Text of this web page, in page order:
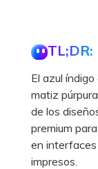
TL;DR:
El azul
matiz
de los
premium
en
impresos.